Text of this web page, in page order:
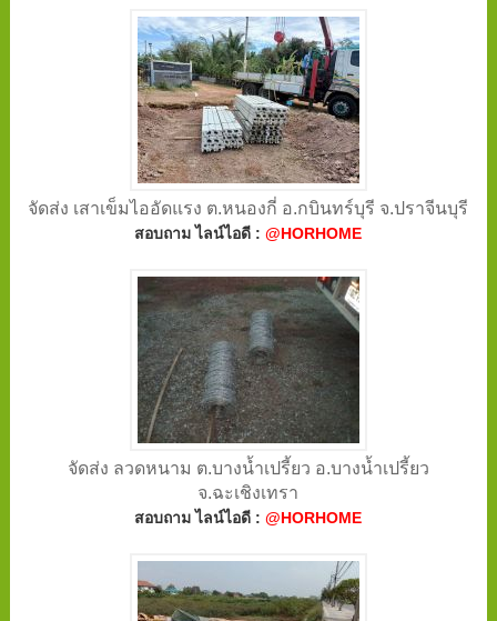
จัดส่ง เสาเข็มไออัดแรง ต.หนองกี่ อ.กบินทร์บุรี จ.ปราจีนบุรี
สอบถาม ไลน์ไอดี :@HORHOME
จัดส่ง ลวดหนาม ต.บางน้ำเปรี้ยว อ.บางน้ำเปรี้ยว
จ.ฉะเชิงเทรา
สอบถาม ไลน์ไอดี :@HORHOME